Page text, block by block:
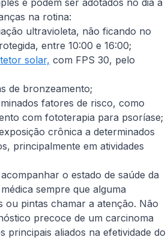
e podem ser adotados no dia a
na rotina:
ultravioleta, não ficando no
entre 10:00 e 16:00;
solar, com FPS 30, pelo
de bronzeamento;
fatores de risco, como
com fototerapia para psoríase;
crônica a determinados
principalmente em atividades
o estado de saúde da
sempre que alguma
ou pintas chamar a atenção. Não
precoce de um carcinoma
principais aliados na efetividade do